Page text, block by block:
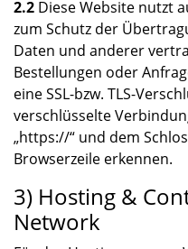
2.2 Diese Website nutzt
zum Schutz der
Daten und anderer
Bestellungen oder
eine SSL-bzw. TLS-
verschlüsselte
„https://“ und dem
Browserzeile erkennen.
3) Hosting &
Network